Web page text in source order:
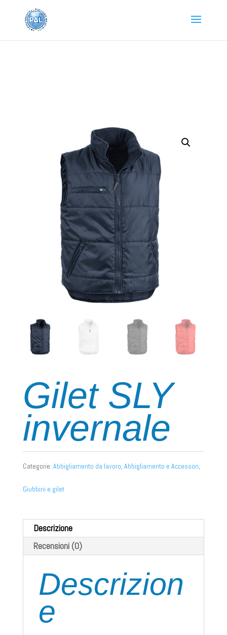
Gilet SLY
invernale
Categorie: Abbigliamento da lavoro, Abbigliamento e Accessori,
Giubbini e gilet
Descrizione
Recensioni (0)
Descrizion
e